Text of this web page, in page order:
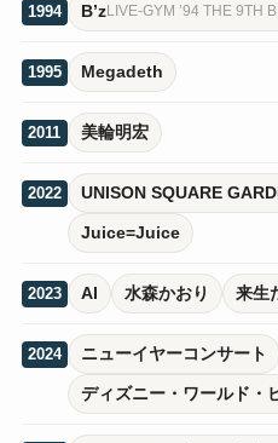
1994 B’zLIVE-GYM ’94 THE 9TH
1995 Megadeth
2011 美輪明宏
2022 UNISON SQUARE
Juice=Juice
2023 AI 水森かおり 来生
2024 ニューイヤーコンサート
ディズニー・ワールド・